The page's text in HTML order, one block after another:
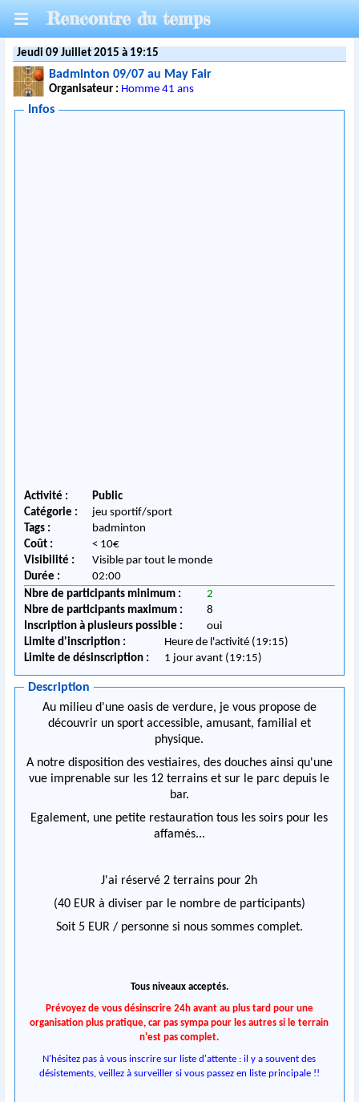
Rencontre du temps
Jeudi 09 Juillet 2015 à 19:15
Badminton 09/07 au May Fair
Organisateur : Homme 41 ans
Infos
Activité :
Public
Catégorie :
jeu sportif/sport
Tags :
badminton
Coût :
< 10€
Visibilité :
Visible par tout le monde
Durée :
02:00
Nbre de participants minimum :
2
Nbre de participants maximum :
8
Inscription à plusieurs possible :
oui
Limite d'inscription :
Heure de l'activité (19:15)
Limite de désinscription :
1 jour avant (19:15)
Description
Au milieu d'une oasis de verdure, je vous propose de
découvrir un sport accessible, amusant, familial et
physique.
A notre disposition des vestiaires, des douches ainsi qu'une
vue imprenable sur les 12 terrains et sur le parc depuis le
bar.
Egalement, une petite restauration tous les soirs pour les
affamés...
J'ai réservé 2 terrains pour 2h
(40 EUR à diviser par le nombre de participants)
Soit 5 EUR / personne si nous sommes complet.
Tous niveaux acceptés.
Prévoyez de vous désinscrire 24h avant au plus tard pour une
organisation plus pratique, car pas sympa pour les autres si le terrain
n'est pas complet.
N'hésitez pas à vous inscrire sur liste d'attente : il y a souvent des
désistements, veillez à surveiller si vous passez en liste principale !!